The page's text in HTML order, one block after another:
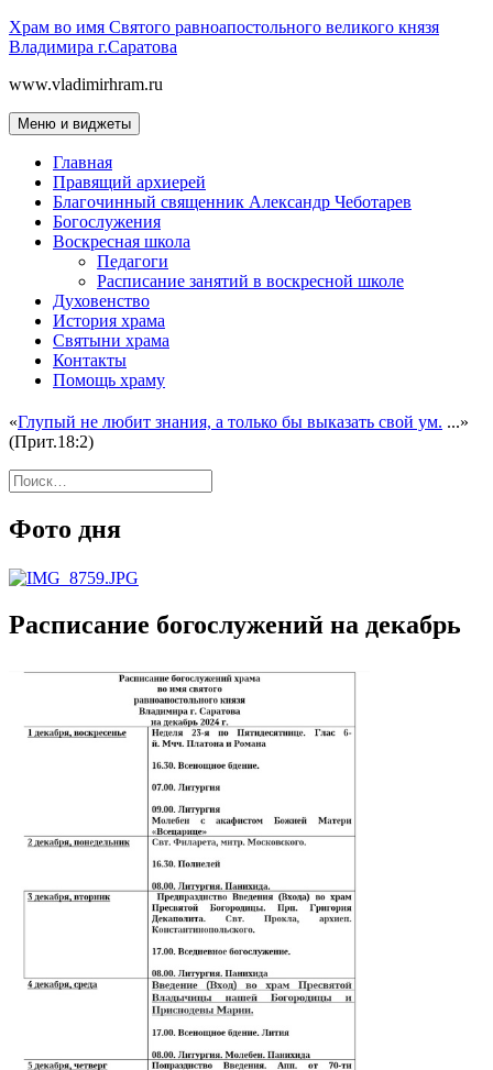
Перейти
к
Храм во имя Святого равноапостольного великого князя
Владимира г.Саратова
www.vladimirhram.ru
Меню и виджеты
Главная
Правящий архиерей
Благочинный священник Александр Чеботарев
Богослужения
Воскресная школа
Педагоги
Расписание занятий в воскресной школе
Духовенство
История храма
Святыни храма
Контакты
Помощь храму
«Глупый не любит знания, а только бы выказать свой ум. ...»
(Прит.18:2)
Найти:
Фото дня
Расписание богослужений на декабрь